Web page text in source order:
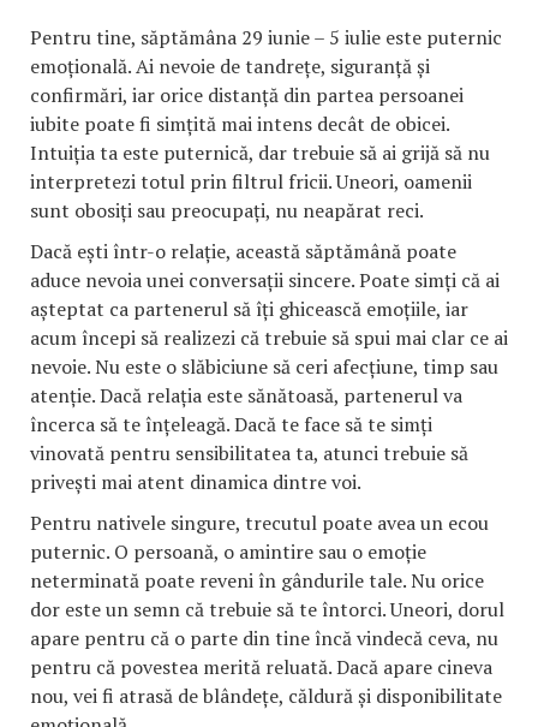
Pentru tine, săptămâna 29 iunie – 5 iulie este puternic
emoțională. Ai nevoie de tandrețe, siguranță și
confirmări, iar orice distanță din partea persoanei
iubite poate fi simțită mai intens decât de obicei.
Intuiția ta este puternică, dar trebuie să ai grijă să nu
interpretezi totul prin filtrul fricii. Uneori, oamenii
sunt obosiți sau preocupați, nu neapărat reci.
Dacă ești într-o relație, această săptămână poate
aduce nevoia unei conversații sincere. Poate simți că ai
așteptat ca partenerul să îți ghicească emoțiile, iar
acum începi să realizezi că trebuie să spui mai clar ce ai
nevoie. Nu este o slăbiciune să ceri afecțiune, timp sau
atenție. Dacă relația este sănătoasă, partenerul va
încerca să te înțeleagă. Dacă te face să te simți
vinovată pentru sensibilitatea ta, atunci trebuie să
privești mai atent dinamica dintre voi.
Pentru nativele singure, trecutul poate avea un ecou
puternic. O persoană, o amintire sau o emoție
neterminată poate reveni în gândurile tale. Nu orice
dor este un semn că trebuie să te întorci. Uneori, dorul
apare pentru că o parte din tine încă vindecă ceva, nu
pentru că povestea merită reluată. Dacă apare cineva
nou, vei fi atrasă de blândețe, căldură și disponibilitate